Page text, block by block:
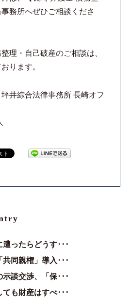
務所へぜひご相談くださ
理・自己破産のご相談は、
ります。
井綜合法律事務所 長崎オフ
ったらどうす･･･
同親権」導入･･･
談交渉、「保･･･
ても財産はすべ･･･